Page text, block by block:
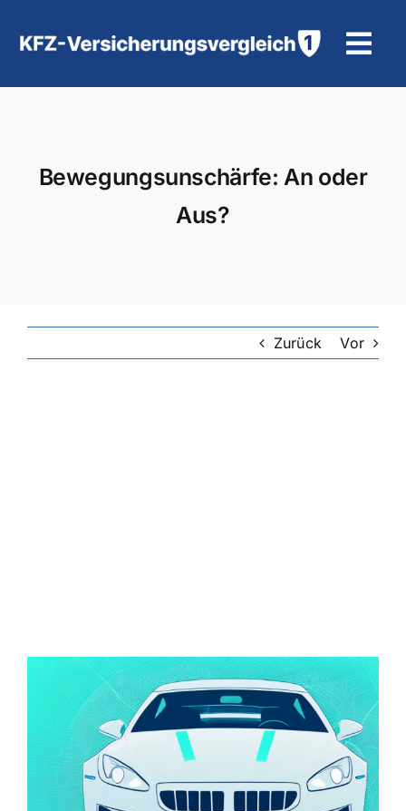
Inhalt
Bewegungsunschärfe: An oder
Aus?
Zurück Vor
Zeige
grösseres
Bild